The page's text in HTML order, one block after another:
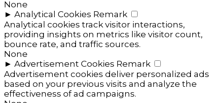
None
► Analytical Cookies Remark
Analytical cookies track visitor interactions,
providing insights on metrics like visitor count,
bounce rate, and traffic sources.
None
► Advertisement Cookies Remark
Advertisement cookies deliver personalized ads
based on your previous visits and analyze the
effectiveness of ad campaigns.